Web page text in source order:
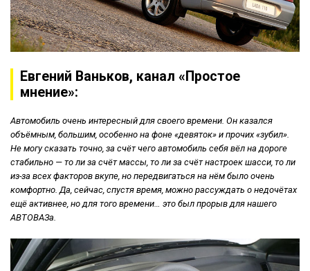
Евгений Ваньков, канал «Простое
мнение»:
Автомобиль очень интересный для своего времени. Он казался
объёмным, большим, особенно на фоне «девяток» и прочих «зубил».
Не могу сказать точно, за счёт чего автомобиль себя вёл на дороге
стабильно — то ли за счёт массы, то ли за счёт настроек шасси, то ли
из-за всех факторов вкупе, но передвигаться на нём было очень
комфортно. Да, сейчас, спустя время, можно рассуждать о недочётах
ещё активнее, но для того времени… это был прорыв для нашего
АВТОВАЗа.